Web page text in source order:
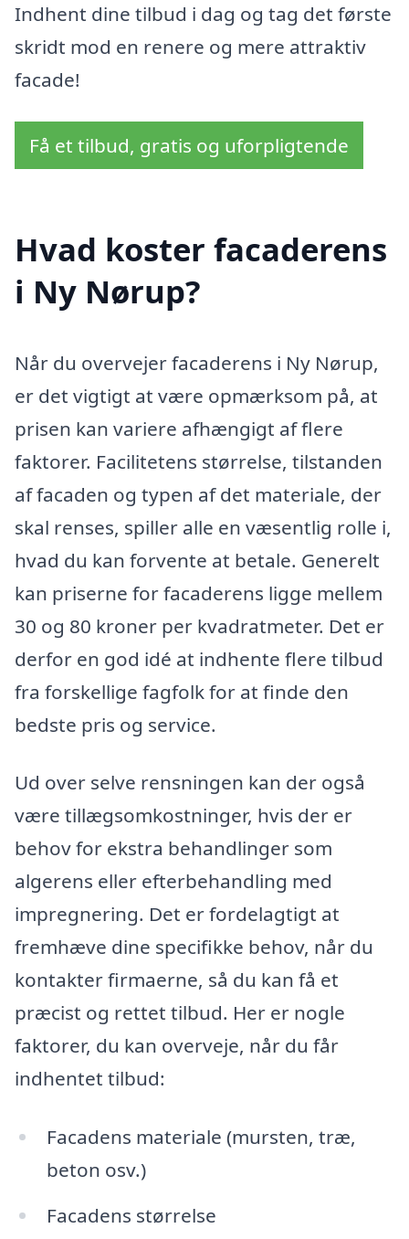
Indhent dine tilbud i dag og tag det første
skridt mod en renere og mere attraktiv
facade!
Få et tilbud, gratis og uforpligtende
Hvad koster facaderens
i Ny Nørup?
Når du overvejer facaderens i Ny Nørup,
er det vigtigt at være opmærksom på, at
prisen kan variere afhængigt af flere
faktorer. Facilitetens størrelse, tilstanden
af facaden og typen af det materiale, der
skal renses, spiller alle en væsentlig rolle i,
hvad du kan forvente at betale. Generelt
kan priserne for facaderens ligge mellem
30 og 80 kroner per kvadratmeter. Det er
derfor en god idé at indhente flere tilbud
fra forskellige fagfolk for at finde den
bedste pris og service.
Ud over selve rensningen kan der også
være tillægsomkostninger, hvis der er
behov for ekstra behandlinger som
algerens eller efterbehandling med
impregnering. Det er fordelagtigt at
fremhæve dine specifikke behov, når du
kontakter firmaerne, så du kan få et
præcist og rettet tilbud. Her er nogle
faktorer, du kan overveje, når du får
indhentet tilbud:
Facadens materiale (mursten, træ,
beton osv.)
Facadens størrelse